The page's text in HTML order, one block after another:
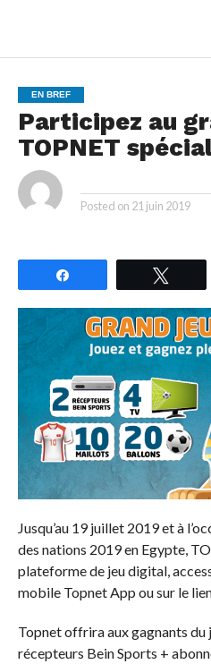
EN BREF
Participez au
TOPNET
Posted on 21 juin 2019
Jusqu’au 19 juillet 2019 et à
des nations 2019 en Egypte,
plateforme de jeu digital,
mobile Topnet App ou sur le
Topnet offrira aux gagnants du
récepteurs Bein Sports +